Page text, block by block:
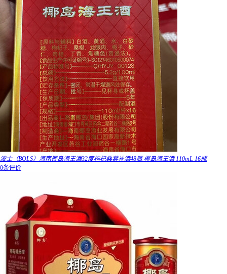
波士（BOLS）海南椰岛海王酒32度枸杞桑葚补酒48瓶 椰岛海王酒 110mL 16瓶
0条评价